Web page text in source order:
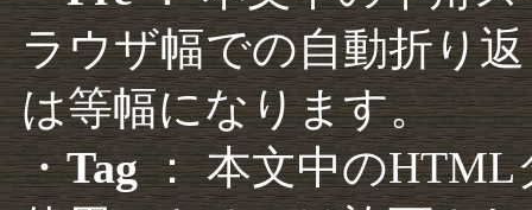
ラウザ幅での自動折り
は等幅になります。
・Tag： 本文中のHTML